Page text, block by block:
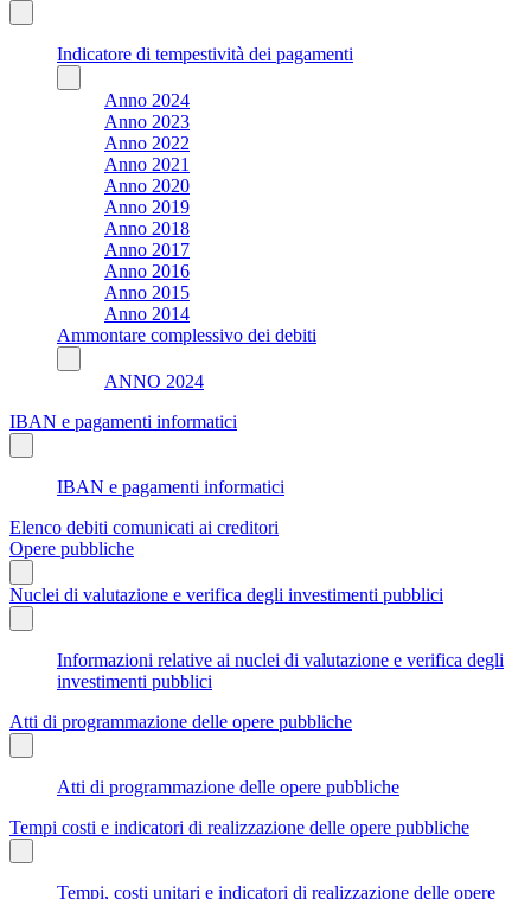
Indicatore di tempestività dei pagamenti
Anno 2024
Anno 2023
Anno 2022
Anno 2021
Anno 2020
Anno 2019
Anno 2018
Anno 2017
Anno 2016
Anno 2015
Anno 2014
Ammontare complessivo dei debiti
ANNO 2024
IBAN e pagamenti informatici
IBAN e pagamenti informatici
Elenco debiti comunicati ai creditori
Opere pubbliche
Nuclei di valutazione e verifica degli investimenti pubblici
Informazioni relative ai nuclei di valutazione e verifica degli
investimenti pubblici
Atti di programmazione delle opere pubbliche
Atti di programmazione delle opere pubbliche
Tempi costi e indicatori di realizzazione delle opere pubbliche
Tempi, costi unitari e indicatori di realizzazione delle opere